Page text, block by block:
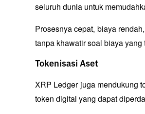
seluruh dunia untuk
Prosesnya cepat, biaya
tanpa khawatir soal biaya yang
Tokenisasi Aset
XRP Ledger juga mendukung
token digital yang dapat